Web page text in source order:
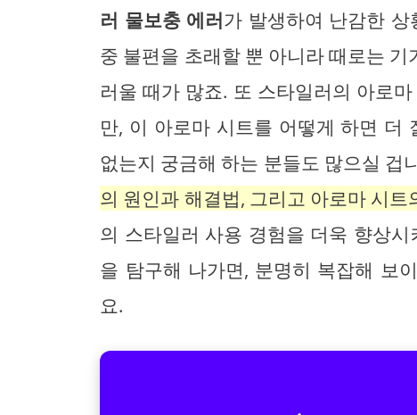
러 물보충 에러가 발생하여 난감한
중 불편을 초래할 뿐 아니라 때로는
러울 때가 많죠. 또 스타일러의 아로
만, 이 아로마 시트를 어떻게 하면 더
없는지 궁금해 하는 분들도 많으실 겁
의 원인과 해결법, 그리고 아로마 시
의 스타일러 사용 경험을 더욱 향상
을 탐구해 나가면, 분명히 복잡해 보
요.